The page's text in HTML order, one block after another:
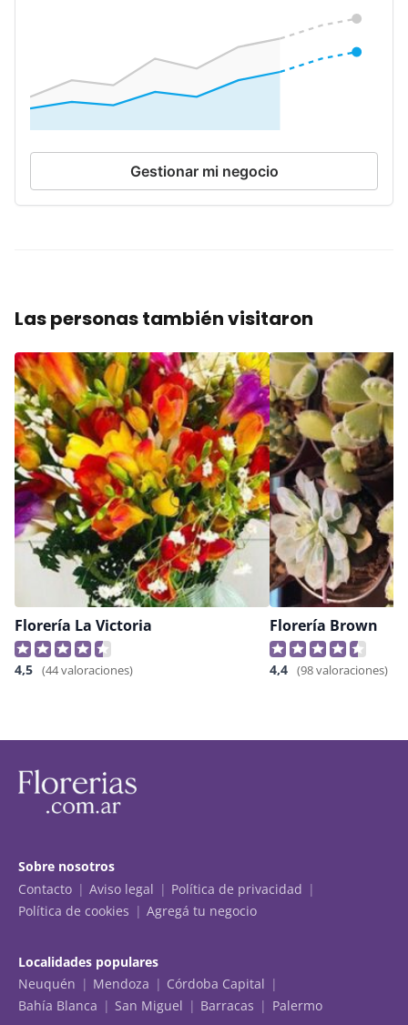
Gestionar mi negocio
Las personas también visitaron
Florería La Victoria
4,5 (44 valoraciones)
Florería Brown
4,4 (98 valoraciones)
Sobre nosotros
Contacto
Aviso legal
Política de privacidad
Política de cookies
Agregá tu negocio
Localidades populares
Neuquén
Mendoza
Córdoba Capital
Bahía Blanca
San Miguel Barracas Palermo